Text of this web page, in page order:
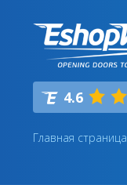
4.6
Главная страница